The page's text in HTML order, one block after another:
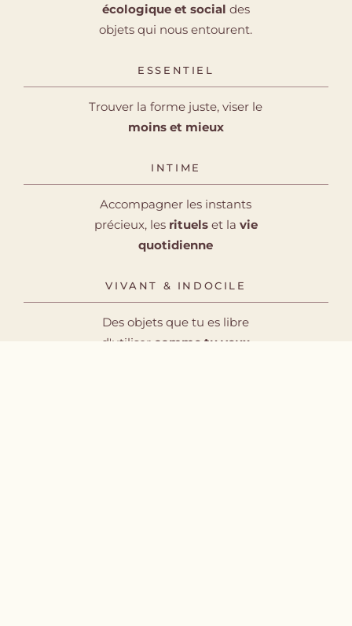
écologique et social des
objets qui nous entourent.
ESSENTIEL
Trouver la forme juste, viser le
moins et mieux
INTIME​
Accompagner les instants
précieux, les rituelset la vie
quotidienne
VIVANT & INDOCILE
Des objets que tu es libre
d'utiliser comme tu veux